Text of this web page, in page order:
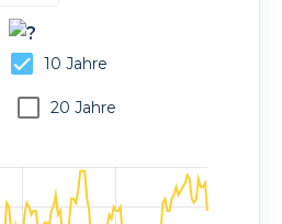
10 Jahre
20 Jahre